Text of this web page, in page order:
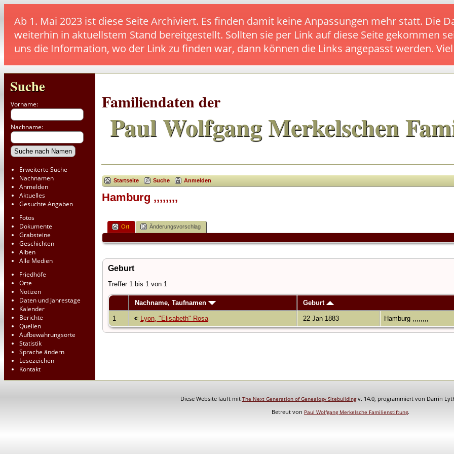
Ab 1. Mai 2023 ist diese Seite Archiviert. Es finden damit keine Anpassungen mehr statt. Die
weiterhin in aktuellstem Stand bereitgestellt. Sollten sie per Link auf diese Seite gekommen
uns die Information, wo der Link zu finden war, dann können die Links angepasst werden.
Suche
Vorname:
Nachname:
Erweiterte Suche
Nachnamen
Anmelden
Aktuelles
Gesuchte Angaben
Fotos
Dokumente
Grabsteine
Geschichten
Alben
Alle Medien
Friedhöfe
Orte
Notizen
Daten und Jahrestage
Kalender
Berichte
Quellen
Aufbewahrungsorte
Statistik
Sprache ändern
Lesezeichen
Kontakt
Familiendaten der
Paul Wolfgang Merkelschen
Startseite Suche Anmelden
Hamburg ,,,,,,,,
Ort Änderungsvorschlag
Geburt
Treffer 1 bis 1 von 1
Nachname, Taufnamen Geburt
1 Lyon, "Elisabeth" Rosa 22 Jan 1883 Hamburg ,,,,,,,,
Diese Website läuft mitThe Next Generation of Genealogy Sitebuildingv. 14.0, programmiert von Darrin
Betreut vonPaul Wolfgang Merkelsche Familienstiftung.